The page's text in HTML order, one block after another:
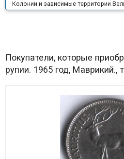
Колонии и зависимые территории
Покупатели, которые
рупии. 1965 год, Маврикий.,